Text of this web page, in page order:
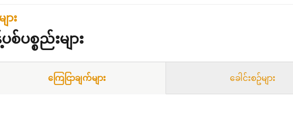
ား
စ္စည်းများ
ကြေငြာချက်များ ခေါင်းစဥ်များ